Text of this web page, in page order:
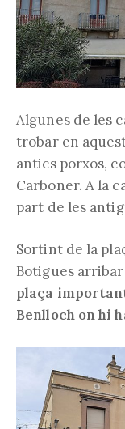
Algunes de les
trobar en
antics porxos,
Carboner. A la
part de les
Sortint de la
Botigues
plaça
Benlloch on hi